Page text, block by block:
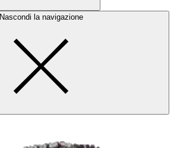
Nascondi la navigazione